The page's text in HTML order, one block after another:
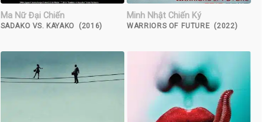
Ma Nữ Đại Chiến
SADAKO VS. KAYAKO (2016)
Minh Nhật Chiến Ký
WARRIORS OF FUTURE (2022)